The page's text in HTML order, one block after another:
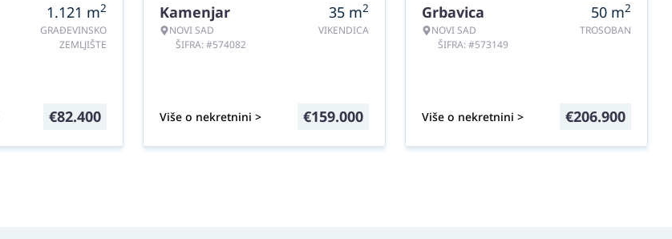
1.121 m2
GRAĐEVINSKO
ZEMLJIŠTE
€82.400
Kamenjar
NOVI SAD
ŠIFRA: #574082
35 m2
VIKENDICA
Više o nekretnini > €159.000
Grbavica
NOVI SAD
ŠIFRA: #573149
50 m2
TROSOBAN
Više o nekretnini > €206.900